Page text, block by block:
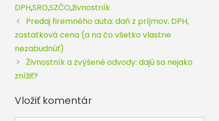
DPH,SRO,SZČO,živnostník
Predaj firemného auta: daň z príjmov, DPH,
zostatková cena (a na čo všetko vlastne
nezabudnúť)
Živnostník a zvýšené odvody: dajú sa nejako
znížiť?
Vložiť komentár